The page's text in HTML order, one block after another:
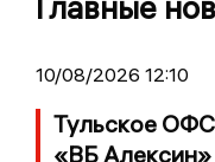
Главные
10/08/2026 12:10
Тульское
«ВБ Алексин»